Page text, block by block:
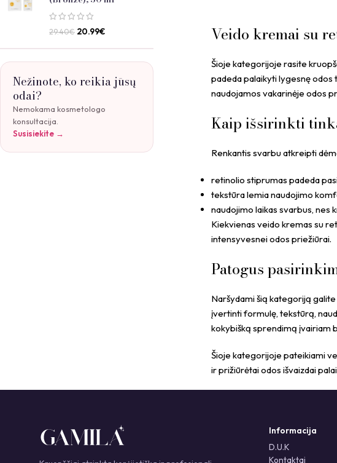
29.40€ 20.99€
Nežinote, ko reikia jūsų
odai?
Nemokama kosmetologo
konsultacija.
Susisiekite →
Veido kremai su
Šioje kategorijoje rasite
padeda palaikyti lygesnę odos
naudojamos vakarinėje odos
Kaip išsirinkti
Renkantis svarbu atkreipti
retinolio stiprumas padeda
tekstūra lemia naudojimo
naudojimo laikas svarbus, nes
Kiekvienas veido kremas su
intensyvesnei odos priežiūrai.
Patogus
Naršydami šią kategoriją
įvertinti formulę, tekstūrą,
kokybišką sprendimą įvairiam
Šioje kategorijoje pateikiami
ir prižiūrėtai odos išvaizdai
Informacija
D.U.K
Kontaktai